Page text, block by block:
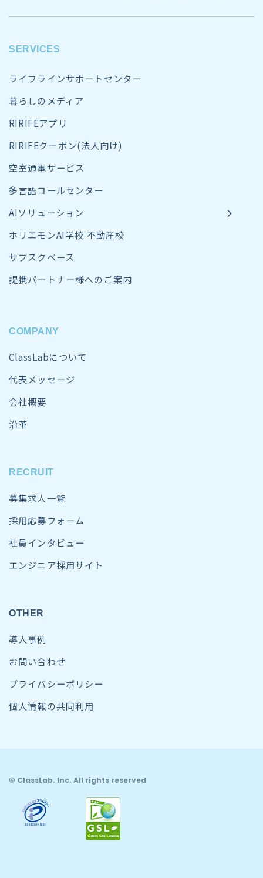
SERVICES
ライフラインサポートセンター
暮らしのメディア
RIRIFEアプリ
RIRIFEクーポン(法人向け)
空室通電サービス
多言語コールセンター
AIソリューション
ホリエモンAI学校 不動産校
サブスクベース
提携パートナー様へのご案内
COMPANY
ClassLabについて
代表メッセージ
会社概要
沿革
RECRUIT
募集求人一覧
採用応募フォーム
社員インタビュー
エンジニア採用サイト
OTHER
導入事例
お問い合わせ
プライバシーポリシー
個人情報の共同利用
© ClassLab. Inc. All rights reserved